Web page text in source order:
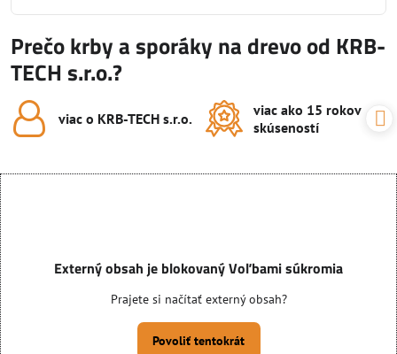
Prečo krby a sporáky na drevo od KRB-
TECH s.r.o.?
viac o KRB-TECH s​.r​.o​.
viac ako 15 rokov
skúseností
Externý obsah je blokovaný Voľbami súkromia
Prajete si načítať externý obsah?
Povoliť tentokrát